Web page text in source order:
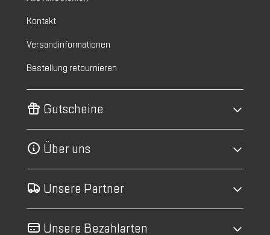
Kontakt
Versandinformationen
Bestellung retournieren
Gutscheine
Über uns
Unsere Partner
Unsere Bezahlarten